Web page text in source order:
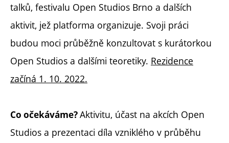
talků, festivalu Open Studios Brno a dalších
aktivit, jež platforma organizuje. Svoji práci
budou moci průběžně konzultovat s kurátorkou
Open Studios a dalšími teoretiky. Rezidence
začíná 1. 10. 2022.
Co očekáváme?Aktivitu, účast na akcích Open
Studios a prezentaci díla vzniklého v průběhu